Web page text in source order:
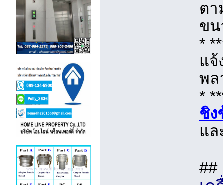
ตา
ขน
*
แจ้
พ
*
ชิง
แล
##